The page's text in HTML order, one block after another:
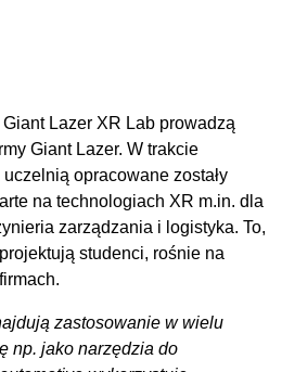
Lazer XR Lab prowadzą
Giant Lazer. W trakcie
opracowane zostały
na technologiach XR m.in. dla
zarządzania i logistyka. To,
studenci, rośnie na
zastosowanie w wielu
np. jako narzędzia do